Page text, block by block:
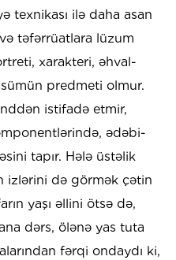
texnikası ilə daha asan
təfərrüatlara lüzum
xarakteri, əhval-
predmeti olmur.
istifadə etmir,
ədəbi-
tapır. Hələ üstəlik
izlərini də görmək çətin
yaşı əllini ötsə də,
dərs, ölənə yas tuta
fərqi ondaydı ki,